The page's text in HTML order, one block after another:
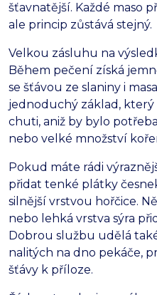
šťavnatější. Každé maso
ale princip zůstává stejný.
Velkou zásluhu na
Během pečení získá
se šťávou ze slaniny i
jednoduchý základ,
chuti, aniž by bylo
nebo velké množství
Pokud máte rádi
přidat tenké plátky
silnější vrstvou hořčice.
nebo lehká vrstva sýra
Dobrou službu udělá
nalitých na dno pekáče,
šťávy k příloze.